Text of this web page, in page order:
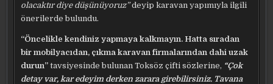
olacaktır diye düşünüyoruz”deyip karavan yapımıyla ilgili
önerilerde bulundu.
“Öncelikle kendiniz yapmaya kalkmayın. Hatta sıradan
bir mobilyacıdan, çıkma karavan firmalarından dahi uzak
durun” tavsiyesinde bulunan Toksöz çifti sözlerine, “Çok
detay var, kar edeyim derken zarara girebilirsiniz. Tavana